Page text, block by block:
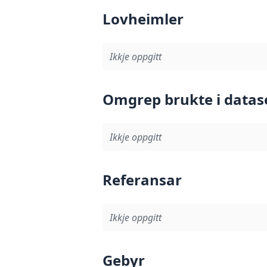
Lovheimler
Ikkje oppgitt
Omgrep brukte i
Ikkje oppgitt
Referansar
Ikkje oppgitt
Gebyr